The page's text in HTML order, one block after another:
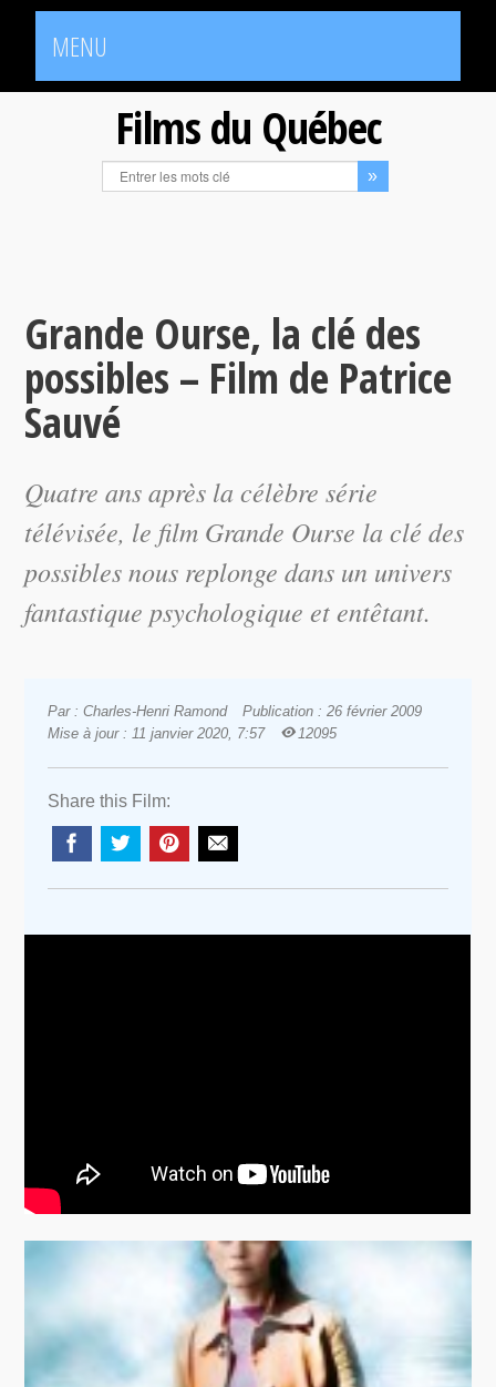
MENU
Films du Québec
Grande Ourse, la clé des
possibles – Film de Patrice
Sauvé
Quatre ans après la célèbre série
télévisée, le film Grande Ourse la clé des
possiblesnous replonge dans un univers
fantastique psychologique et entêtant.
Par : Charles-Henri Ramond
Publication : 26 février 2009
Mise à jour : 11 janvier 2020, 7:57
12095
Share this Film: